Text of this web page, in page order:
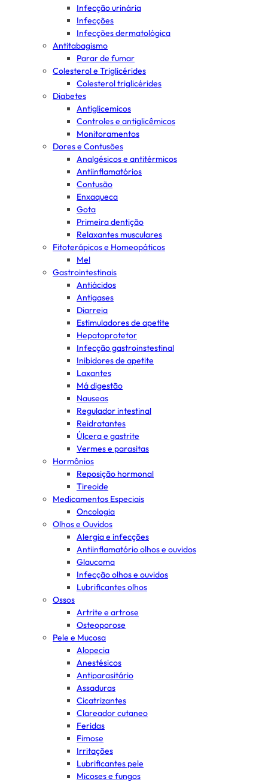
Infecção urinária
Infecções
Infecções dermatológica
Antitabagismo
Parar de fumar
Colesterol e Triglicérides
Colesterol triglicérides
Diabetes
Antiglicemicos
Controles e antiglicêmicos
Monitoramentos
Dores e Contusões
Analgésicos e antitérmicos
Antiinflamatórios
Contusão
Enxaqueca
Gota
Primeira dentição
Relaxantes musculares
Fitoterápicos e Homeopáticos
Mel
Gastrointestinais
Antiácidos
Antigases
Diarreia
Estimuladores de apetite
Hepatoprotetor
Infecção gastroinstestinal
Inibidores de apetite
Laxantes
Má digestão
Nauseas
Regulador intestinal
Reidratantes
Úlcera e gastrite
Vermes e parasitas
Hormônios
Reposição hormonal
Tireoide
Medicamentos Especiais
Oncologia
Olhos e Ouvidos
Alergia e infecções
Antiinflamatório olhos e ouvidos
Glaucoma
Infecção olhos e ouvidos
Lubrificantes olhos
Ossos
Artrite e artrose
Osteoporose
Pele e Mucosa
Alopecia
Anestésicos
Antiparasitário
Assaduras
Cicatrizantes
Clareador cutaneo
Feridas
Fimose
Irritações
Lubrificantes pele
Micoses e fungos